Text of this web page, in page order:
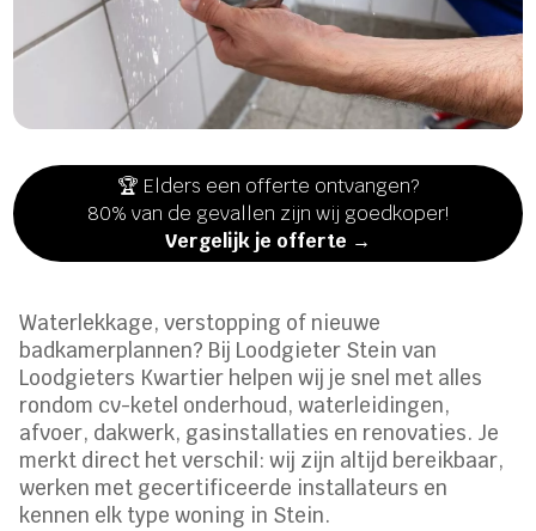
🏆 Elders een offerte ontvangen?
80% van de gevallen zijn wij goedkoper!
Vergelijk je offerte →
Waterlekkage, verstopping of nieuwe
badkamerplannen? Bij Loodgieter Stein van
Loodgieters Kwartier helpen wij je snel met alles
rondom cv-ketel onderhoud, waterleidingen,
afvoer, dakwerk, gasinstallaties en renovaties. Je
merkt direct het verschil: wij zijn altijd bereikbaar,
werken met gecertificeerde installateurs en
kennen elk type woning in Stein.